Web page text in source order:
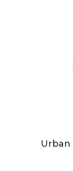
Urban